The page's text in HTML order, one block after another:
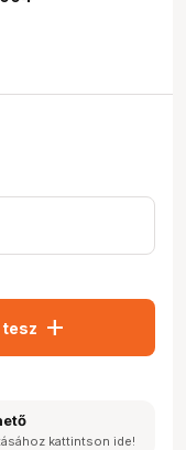
tesz add
kattintson ide!